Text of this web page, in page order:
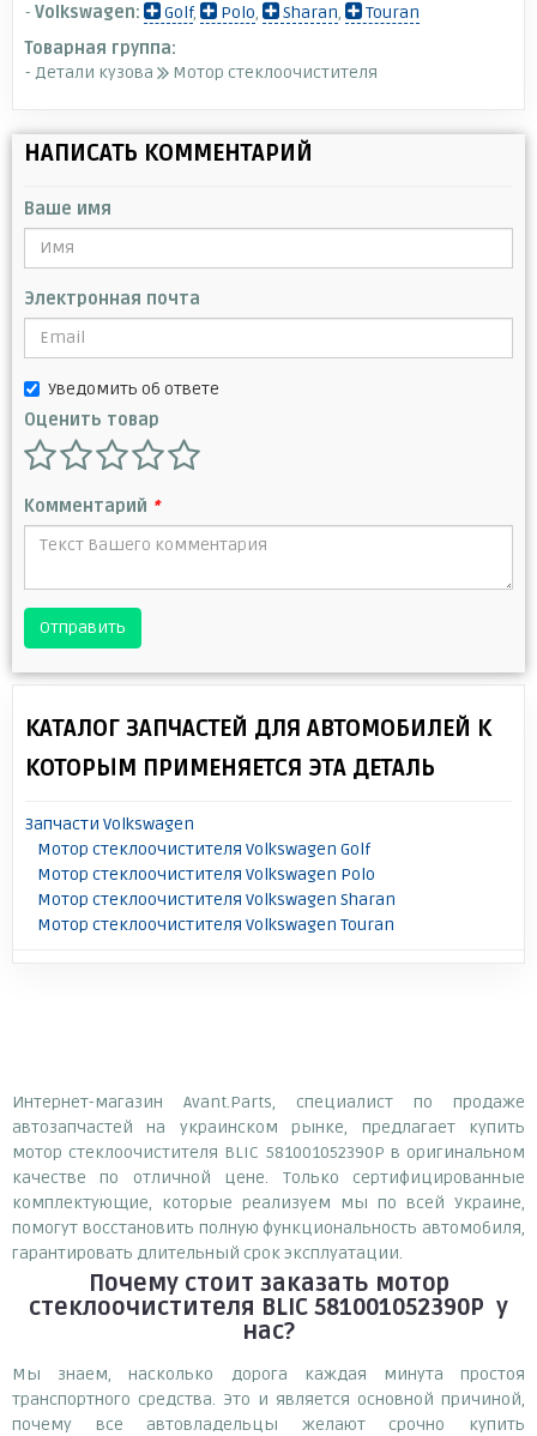
- Volkswagen: Golf, Polo, Sharan,
Touran
Товарная группа:
- Детали кузова
Мотор стеклоочистителя
НАПИСАТЬ КОММЕНТАРИЙ
Ваше имя
Электронная почта
Уведомить об ответе
Оценить товар
Комментарий *
Отправить
КАТАЛОГ ЗАПЧАСТЕЙ ДЛЯ АВТОМОБИЛЕЙ К
КОТОРЫМ ПРИМЕНЯЕТСЯ ЭТА ДЕТАЛЬ
Запчасти Volkswagen
Мотор стеклоочистителя Volkswagen Golf
Мотор стеклоочистителя Volkswagen Polo
Мотор стеклоочистителя Volkswagen Sharan
Мотор стеклоочистителя Volkswagen Touran
Интернет-магазин Avant.Parts, специалист по продаже
автозапчастей на украинском рынке, предлагает купить
мотор стеклоочистителя BLIC 581001052390P в оригинальном
качестве по отличной цене. Только сертифицированные
комплектующие, которые реализуем мы по всей Украине,
помогут восстановить полную функциональность автомобиля,
гарантировать длительный срок эксплуатации.
Почему стоит заказать мотор
стеклоочистителя BLIC 581001052390P у
нас?
Мы знаем, насколько дорога каждая минута простоя
транспортного средства. Это и является основной причиной,
почему все автовладельцы желают срочно купить